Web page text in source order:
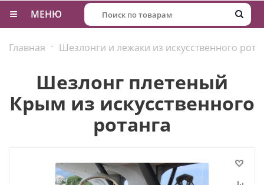
МЕНЮ
Главная - Шезлонги и лежаки из искусственного
Шезлонг плетеный
Крым из искусственного
ротанга